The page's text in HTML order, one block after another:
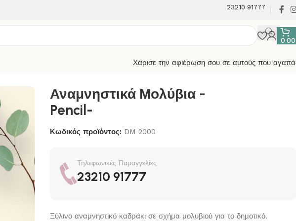
23210 91777
Χάρισε την αφιέρωση σου σε αυτούς που
Αναμνηστικά Μολύβια -
Pencil-
Κωδικός προϊόντος: DM 2000
Τηλεφωνικές Παραγγελίες
23210 91777
Ξύλινο αναμνηστικό καδράκι σε σχήμα μολυβιού για το δημοτικό.